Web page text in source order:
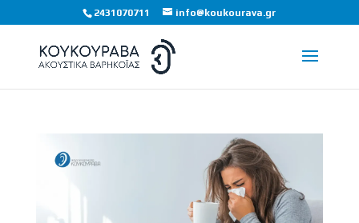
2431070711 info@koukourava.gr